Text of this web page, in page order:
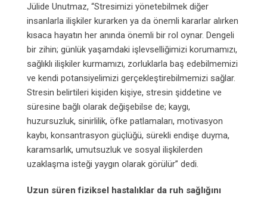
Jülide Unutmaz, “Stresimizi yönetebilmek diğer
insanlarla ilişkiler kurarken ya da önemli kararlar alırken
kısaca hayatın her anında önemli bir rol oynar. Dengeli
bir zihin; günlük yaşamdaki işlevselliğimizi korumamızı,
sağlıklı ilişkiler kurmamızı, zorluklarla baş edebilmemizi
ve kendi potansiyelimizi gerçekleştirebilmemizi sağlar.
Stresin belirtileri kişiden kişiye, stresin şiddetine ve
süresine bağlı olarak değişebilse de; kaygı,
huzursuzluk, sinirlilik, öfke patlamaları, motivasyon
kaybı, konsantrasyon güçlüğü, sürekli endişe duyma,
karamsarlık, umutsuzluk ve sosyal ilişkilerden
uzaklaşma isteği yaygın olarak görülür” dedi.
Uzun süren fiziksel hastalıklar da ruh sağlığını